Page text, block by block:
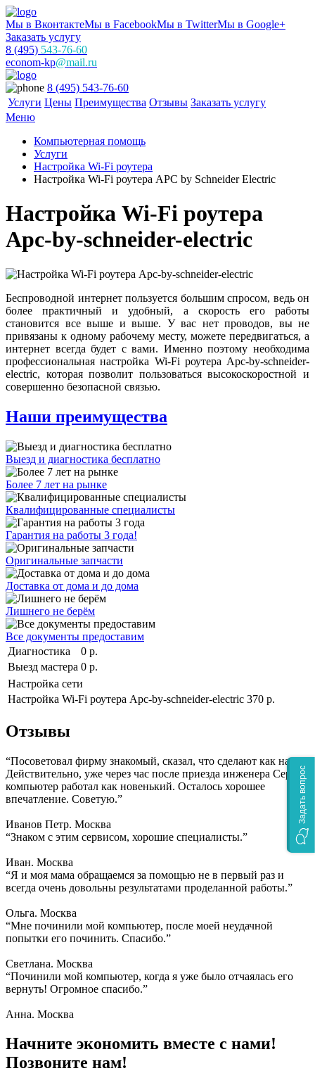
Мы в ВконтактеМы в FacebookМы в TwitterМы в Google+
Заказать услугу
8 (495) 543-76-60
econom-kp@mail.ru
8 (495) 543-76-60
Услуги Цены Преимущества Отзывы Заказать услугу
Меню
Компьютерная помощь
Услуги
Настройка Wi-Fi роутера
Настройка Wi-Fi роутера APC by Schneider Electric
Настройка Wi-Fi роутера
Apc-by-schneider-electric
Беспроводной интернет пользуется большим спросом, ведь он
более практичный и удобный, а скорость его работы
становится все выше и выше. У вас нет проводов, вы не
привязаны к одному рабочему месту, можете передвигаться, а
интернет всегда будет с вами. Именно поэтому необходима
профессиональная настройка Wi-Fi роутера Apc-by-schneider-
electric, которая позволит пользоваться высокоскоростной и
совершенно безопасной связью.
Наши преимущества
Выезд и диагностика бесплатно
Более 7 лет на рынке
Квалифицированные специалисты
Гарантия на работы 3 года!
Оригинальные запчасти
Доставка от дома и до дома
Лишнего не берём
Все документы предоставим
Диагностика
0 р.
Выезд мастера 0 р.
Настройка сети
Настройка Wi-Fi роутера Apc-by-schneider-electric 370 р.
Отзывы
“Посоветовал фирму знакомый, сказал, что сделают как надо.
Действительно, уже через час после приезда инженера Сергея
компьютер работал как новенький. Осталось хорошее
впечатление. Советую.”
Иванов Петр. Москва
“Знаком с этим сервисом, хорошие специалисты.”
Иван. Москва
“Я и моя мама обращаемся за помощью не в первый раз и
всегда очень довольны результатами проделанной работы.”
Ольга. Москва
“Мне починили мой компьютер, после моей неудачной
попытки его починить. Спасибо.”
Светлана. Москва
“Починили мой компьютер, когда я уже было отчаялась его
вернуть! Огромное спасибо.”
Анна. Москва
Начните экономить вместе с нами!
Позвоните нам!
Задать вопрос